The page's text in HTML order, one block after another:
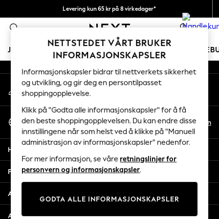
Levering kun 65 kr på 8 virkedager*
Vi betaler alle tollavgifter 0
JENTER GUTTER BABY KVINNER MENN
GIRLS
New In
50 - 92cm
98 - 110cm
116 - 134cm
140 - 174cm
Trending: Top & Short Sets
Trending: Clogs
Toy Story
THE SET
Coats & Jackets
Sweatshirts & Hoodies
An error occurred on client
Våre sosiale nettverk
Min konto
Logg inn på kontoen din
Velg Språk
Norsk
No En
Hjelp
Personvern & Juridisk
Avdelinger
Andre tjenester
NETTSTEDET VÅRT BRUKER
INFORMASJONSKAPSLER
Informasjonskapsler bidrar til nettverkets sikkerhet
og utvikling, og gir deg en persontilpasset
shoppingopplevelse.
Klikk på "Godta alle informasjonskapsler" for å få
den beste shoppingopplevelsen. Du kan endre disse
innstillingene når som helst ved å klikke på "Manuell
administrasjon av informasjonskapsler" nedenfor.
For mer informasjon, se våre retningslinjer for
personvern og informasjonskapsler.
GODTA ALLE INFORMASJONSKAPSLER